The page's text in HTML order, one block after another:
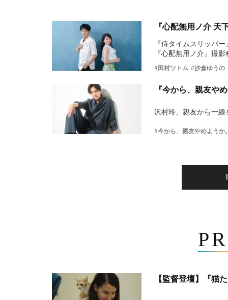
『心配無用ノ介 天
『侍タイムスリッパ
『心配無用ノ介』撮影
#田村ツトム #沙倉ゆうの
『今から、親友や
沢村玲、親友から一
#今から、親友やめようか
【監督登壇】『猫